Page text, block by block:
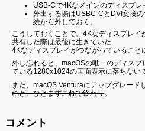
USB-Cで4Kなメインのディスプレ
外出する際はUSBC-CとDVI変換
続から外しておく。
こうしておくことで、4Kなディスプレ
共有した際は最後に生きていた
4Kなディスプレイがつながっていること
外し忘れると、macOSの唯一のディス
ている1280x1024の画面表示に落ちない
まだ、macOS Venturaにアップグレード
れど、ひとまずこれで終わり。
コメント